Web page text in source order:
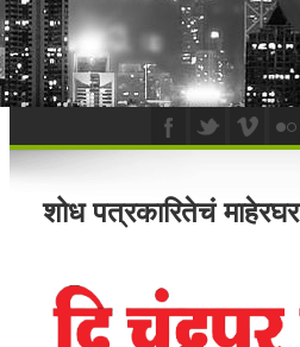
शोध पत्रकारितेचं माहेरघर